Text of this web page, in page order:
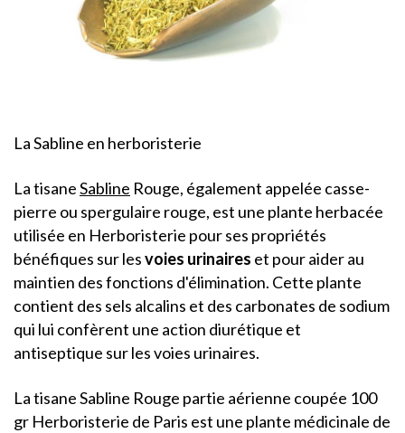
La Sabline en herboristerie
La tisaneSabline Rouge, également appelée casse-
pierre ou spergulaire rouge, est une plante herbacée
utilisée en Herboristerie pour ses propriétés
bénéfiques sur lesvoies urinaires et pour aider au
maintien des fonctions d'élimination. Cette plante
contient des sels alcalins et des carbonates de sodium
qui lui confèrent une action diurétique et
antiseptique sur les voies urinaires.
La tisane Sabline Rouge partie aérienne coupée 100
gr Herboristerie de Paris est une plante médicinale de